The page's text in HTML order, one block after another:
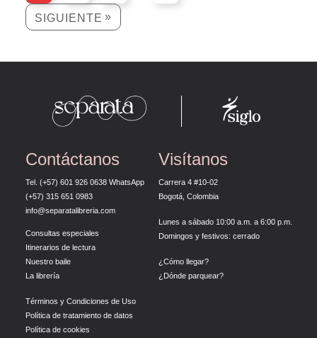
SIGUIENTE
Contáctanos
Tel. (+57) 601 926 0638 WhatsApp
(+57) 315 651 0983
info@separatalibreria.com
¿Cómo llegar?
¿Dónde parquear?
Visítanos
Carrera 4 #10-02
Bogotá, Colombia
Lunes a sábado 10:00 a.m. a 6:00 p.m.
Domingos y festivos: cerrado
Consultas especiales
Itinerarios de lectura
Nuestro baile
La librería
Términos y Condiciones de Uso
Política de tratamiento de datos
Política de cookies